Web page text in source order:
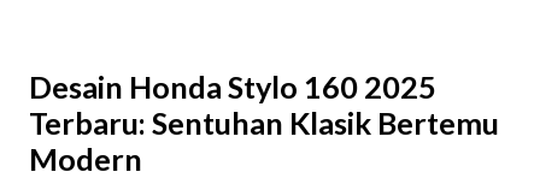
Desain Honda Stylo 160 2025
Terbaru: Sentuhan Klasik Bertemu
Modern